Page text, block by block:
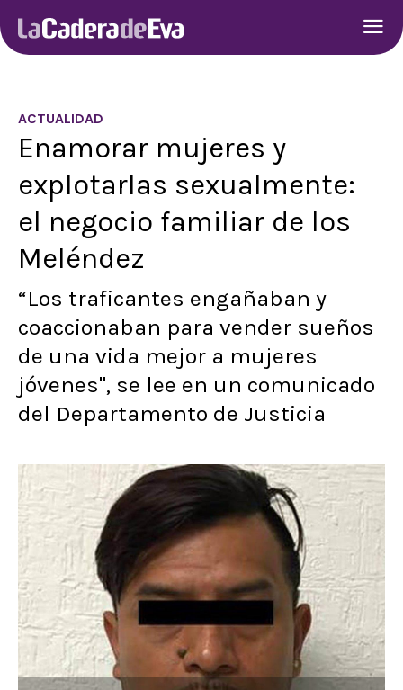
ACTUALIDAD
Enamorar mujeres y
explotarlas sexualmente:
el negocio familiar de los
Meléndez
“Los traficantes engañaban y
coaccionaban para vender sueños
de una vida mejor a mujeres
jóvenes", se lee en un comunicado
del Departamento de Justicia